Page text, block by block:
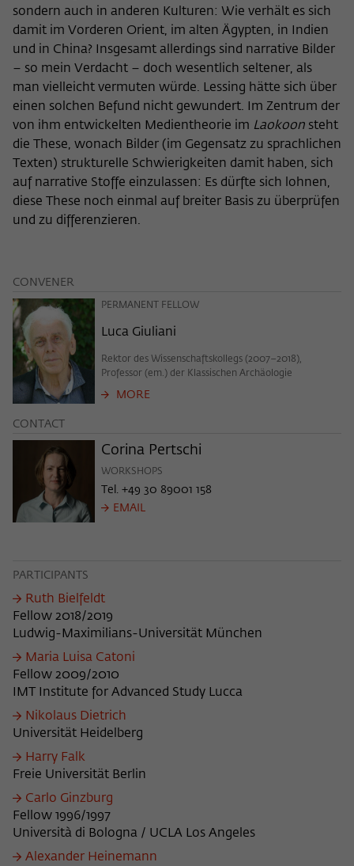
sondern auch in anderen Kulturen: Wie verhält es sich
damit im Vorderen Orient, im alten Ägypten, in Indien
und in China? Insgesamt allerdings sind narrative Bilder
– so mein Verdacht – doch wesentlich seltener, als
man vielleicht vermuten würde. Lessing hätte sich über
einen solchen Befund nicht gewundert. Im Zentrum der
von ihm entwickelten Medientheorie im Laokoon steht
die These, wonach Bilder (im Gegensatz zu sprachlichen
Texten) strukturelle Schwierigkeiten damit haben, sich
auf narrative Stoffe einzulassen: Es dürfte sich lohnen,
diese These noch einmal auf breiter Basis zu überprüfen
und zu differenzieren.
CONVENER
PERMANENT FELLOW
Luca Giuliani
Rektor des Wissenschaftskollegs (2007–2018),
Professor (em.) der Klassischen Archäologie
MORE
CONTACT
Corina Pertschi
WORKSHOPS
Tel. +49 30 89001 158
EMAIL
PARTICIPANTS
Ruth Bielfeldt
Fellow 2018/2019
Ludwig-Maximilians-Universität München
Maria Luisa Catoni
Fellow 2009/2010
IMT Institute for Advanced Study Lucca
Nikolaus Dietrich
Universität Heidelberg
Harry Falk
Freie Universität Berlin
Carlo Ginzburg
Fellow 1996/1997
Università di Bologna / UCLA Los Angeles
Alexander Heinemann
Name _pk_ses
Provider Matomo
Lifetime 30 Minuten
Purpose
This short-lived cookie is used to
temporarily store data about the visitor's
current stay on wiko-berlin.de.